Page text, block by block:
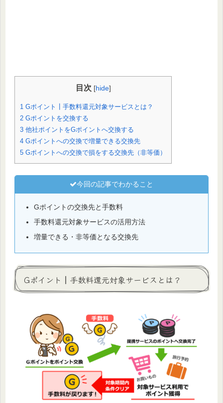
目次 [hide]
1 Gポイント┃手数料還元対象サービスとは？
2 Gポイントを交換する
3 他社ポイントをGポイントへ交換する
4 Gポイントへの交換で増量できる交換先
5 Gポイントへの交換で損をする交換先（非等価）
今回の記事でわかること
Gポイントの交換先と手数料
手数料還元対象サービスの活用方法
増量できる・非等価となる交換先
Gポイント┃手数料還元対象サー ビスとは？